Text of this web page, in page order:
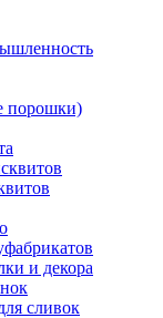
порошки)
и декора
сливок